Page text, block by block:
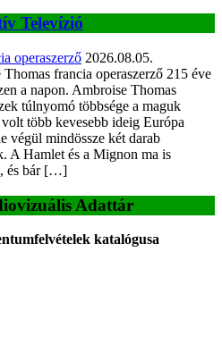
Televízió
operaszerző 2026.08.05.
francia operaszerző 215 éve
a napon. Ambroise Thomas
túlnyomó többsége a maguk
több kevesebb ideig Európa
végül mindössze két darab
A Hamlet és a Mignon ma is
és bár […]
Adattár
katalógusa